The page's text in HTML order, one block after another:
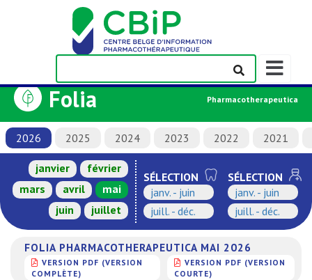
Afficher/
la
de
navigation
Folia Pharmacotherapeutica
2026 2025 2024 2023 2022 2021
janvier
février
mars
avril
mai
juin
juillet
SÉLECTION
janv. - juin
juill. - déc.
SÉLECTION
janv. - juin
juill. - déc.
FOLIA PHARMACOTHERAPEUTICA MAI 2026
VERSION PDF (VERSION
COMPLÈTE)
VERSION PDF (VERSION
COURTE)